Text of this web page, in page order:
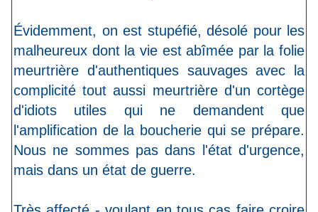
Évidemment, on est stupéfié, désolé pour les
malheureux dont la vie est abîmée par la folie
meurtrière d'authentiques sauvages avec la
complicité tout aussi meurtrière d'un cortège
d'idiots utiles qui ne demandent que
l'amplification de la boucherie qui se prépare.
Nous ne sommes pas dans l'état d'urgence,
mais dans un état de guerre.